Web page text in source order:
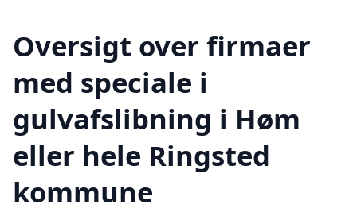
Oversigt over firmaer
med speciale i
gulvafslibning i Høm
eller hele Ringsted
kommune